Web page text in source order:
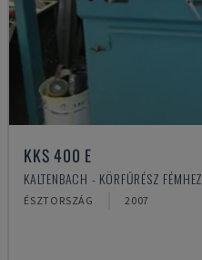
KKS 400 E
KALTENBACH - KÖRFŰRÉSZ FÉMHEZ
ÉSZTORSZÁG 2007